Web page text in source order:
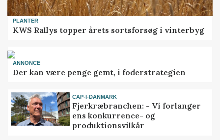
PLANTER
KWS Rallys topper årets sortsforsøg i vinterbyg
ANNONCE
Der kan være penge gemt, i foderstrategien
CAP-I-DANMARK
Fjerkræbranchen: - Vi forlanger
ens konkurrence- og
produktionsvilkår